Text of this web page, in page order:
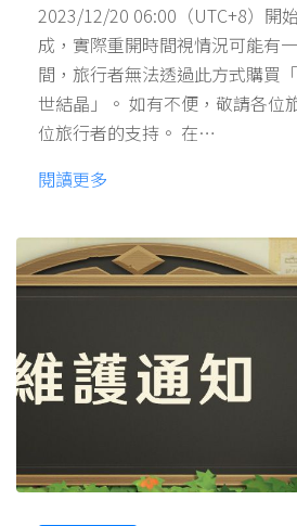
2023/12/20 06:00（UTC+8）開
成，實際重開時間視情況可能有
間，旅行者無法透過此方式購買
世結晶」。 如有不便，敬請各位
位旅行者的支持。 在…
閱讀更多